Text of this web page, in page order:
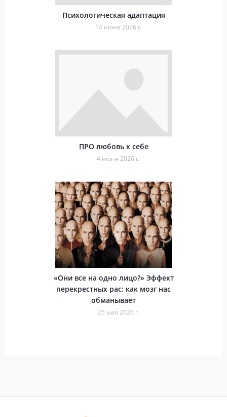
Психологическая адаптация
14 июня 2026 г.
ПРО любовь к себе
4 июня 2026 г.
«Они все на одно лицо?» Эффект
перекрестных рас: как мозг нас
обманывает
25 мая 2026 г.